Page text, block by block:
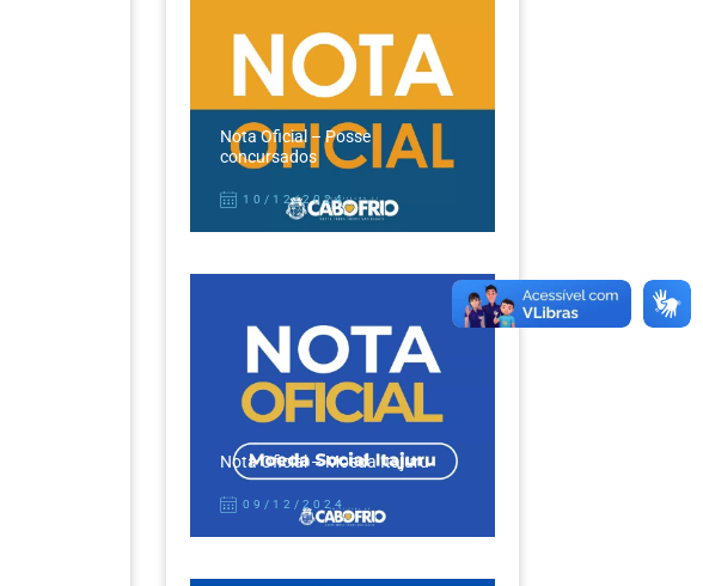
Nota Oficial – Posse
concursados
10/12/2024
Nota Oficial – Moeda Itajuru
09/12/2024